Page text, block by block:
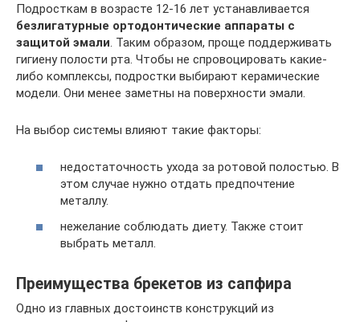
Подросткам в возрасте 12-16 лет устанавливается
безлигатурные ортодонтические аппараты с
защитой эмали. Таким образом, проще поддерживать
гигиену полости рта. Чтобы не спровоцировать какие-
либо комплексы, подростки выбирают керамические
модели. Они менее заметны на поверхности эмали.
На выбор системы влияют такие факторы:
недостаточность ухода за ротовой полостью. В
этом случае нужно отдать предпочтение
металлу.
нежелание соблюдать диету. Также стоит
выбрать металл.
Преимущества брекетов из сапфира
Одно из главных достоинств конструкций из